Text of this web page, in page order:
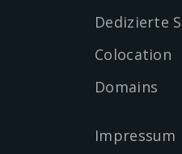
Dedizierte
Colocation
Domains
Impressum